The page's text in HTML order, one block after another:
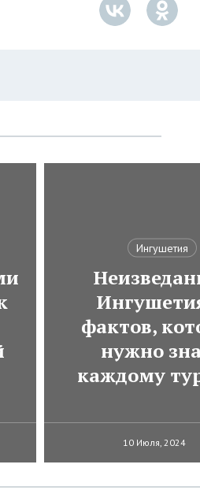
Ингушетия
фактов,
нужно
каждому
10 Июля, 2024